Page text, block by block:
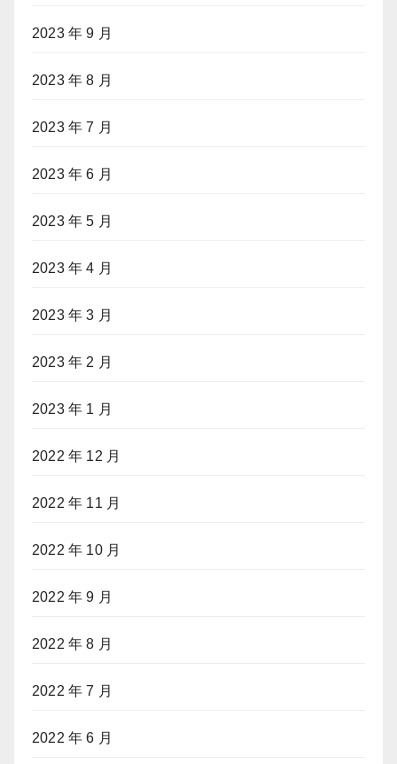
2023 年 9 月
2023 年 8 月
2023 年 7 月
2023 年 6 月
2023 年 5 月
2023 年 4 月
2023 年 3 月
2023 年 2 月
2023 年 1 月
2022 年 12 月
2022 年 11 月
2022 年 10 月
2022 年 9 月
2022 年 8 月
2022 年 7 月
2022 年 6 月